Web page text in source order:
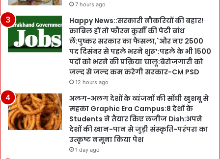
7 hours ago
Happy News::सरकारी नौकरियों की बहार!
काबिल हों तो फौरन कुर्सी की पेटी बांध
लें:पुष्कर सरकार का फैसला,`और नए 2500
पद दिसंबर से पहले भरने शुरू’:पहले के भी 1500
पदों को भरने की प्रक्रिया चालू:बेरोजगारी को
जल्द से जल्द कम करेगी सरकार-CM PSD
12 hours ago
अलग-अलग देशों के व्यंजनों की सोंधी खुशबू से
महका Graphic Era Campus:8 देशों के
Students ने तैयार किए लजीज Dish:अपने
देशों की खान-पान से जुड़ी संस्कृति-परंपरा का
उत्कृष्ट नमूना किया पेश
1 day ago